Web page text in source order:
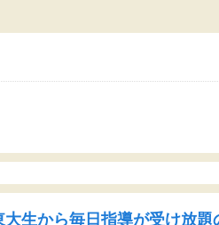
生から毎日指導が受け放